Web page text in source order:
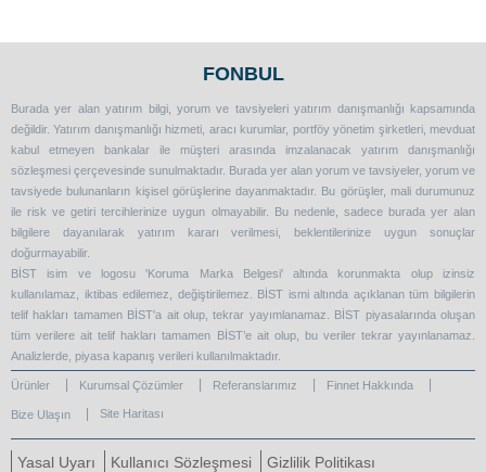
FONBUL
Burada yer alan yatırım bilgi, yorum ve tavsiyeleri yatırım danışmanlığı kapsamında
değildir. Yatırım danışmanlığı hizmeti, aracı kurumlar, portföy yönetim şirketleri, mevduat
kabul etmeyen bankalar ile müşteri arasında imzalanacak yatırım danışmanlığı
sözleşmesi çerçevesinde sunulmaktadır. Burada yer alan yorum ve tavsiyeler, yorum ve
tavsiyede bulunanların kişisel görüşlerine dayanmaktadır. Bu görüşler, mali durumunuz
ile risk ve getiri tercihlerinize uygun olmayabilir. Bu nedenle, sadece burada yer alan
bilgilere dayanılarak yatırım kararı verilmesi, beklentilerinize uygun sonuçlar
doğurmayabilir.
BİST isim ve logosu 'Koruma Marka Belgesi' altında korunmakta olup izinsiz
kullanılamaz, iktibas edilemez, değiştirilemez. BİST ismi altında açıklanan tüm bilgilerin
telif hakları tamamen BİST'a ait olup, tekrar yayımlanamaz. BİST piyasalarında oluşan
tüm verilere ait telif hakları tamamen BİST’e ait olup, bu veriler tekrar yayınlanamaz.
Analizlerde, piyasa kapanış verileri kullanılmaktadır.
Ürünler Kurumsal Çözümler Referanslarımız Finnet Hakkında
Bize Ulaşın Site Haritası
Yasal Uyarı Kullanıcı Sözleşmesi
Gizlilik Politikası